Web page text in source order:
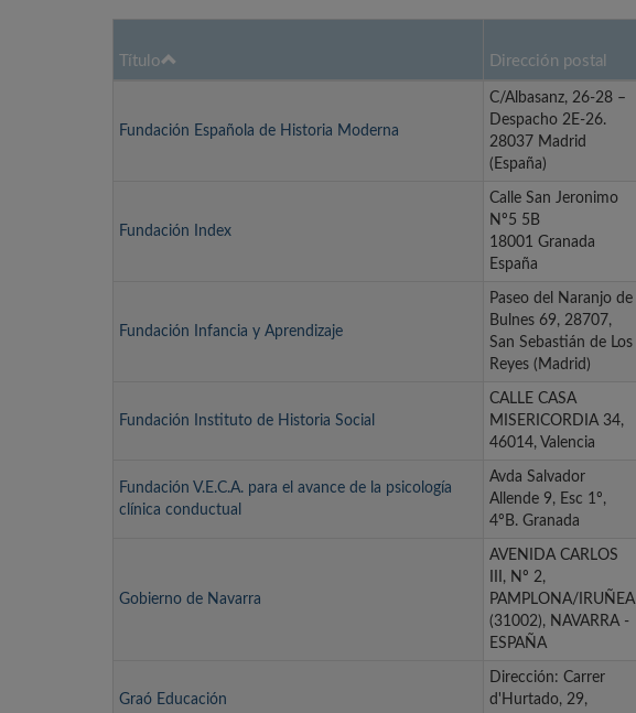
Título Dirección postal
Fundación Española de Historia Moderna
C/Albasanz, 26-28 –
Despacho 2E-26.
28037 Madrid
(España)
Fundación Index
Calle San Jeronimo
Nº5 5B
18001 Granada
España
Fundación Infancia y Aprendizaje
Paseo del Naranjo de
Bulnes 69, 28707,
San Sebastián de Los
Reyes (Madrid)
Fundación Instituto de Historia Social
CALLE CASA
MISERICORDIA 34,
46014, Valencia
Fundación V.E.C.A. para el avance de la psicología
clínica conductual
Avda Salvador
Allende 9, Esc 1º,
4ºB. Granada
Gobierno de Navarra
AVENIDA CARLOS
III, Nº 2,
PAMPLONA/IRUÑEA
(31002), NAVARRA -
ESPAÑA
Graó Educación
Dirección: Carrer
d'Hurtado, 29,